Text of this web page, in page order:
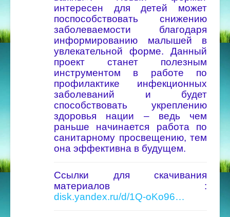
интересен для детей может
поспособствовать снижению
заболеваемости благодаря
информированию малышей в
увлекательной форме. Данный
проект станет полезным
инструментом в работе по
профилактике инфекционных
заболеваний и будет
способствовать укреплению
здоровья нации – ведь чем
раньше начинается работа по
санитарному просвещению, тем
она эффективна в будущем.
Ссылки для скачивания
материалов :
disk.yandex.ru/d/1Q-oKo96…